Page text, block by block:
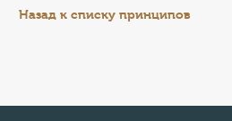
Назад к списку принципов